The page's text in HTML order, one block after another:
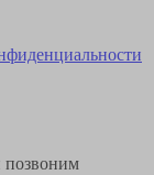
позвоним